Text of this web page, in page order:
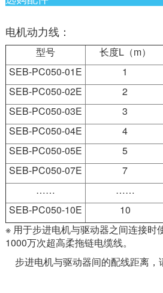
电机动力线：
型号 长度L（m）
SEB-PC050-01E
1
SEB-PC050-02E
2
SEB-PC050-03E
3
SEB-PC050-04E
4
SEB-PC050-05E
5
SEB-PC050-07E
7
……
……
SEB-PC050-10E
10
※ 用于步进电机与驱动器之间连接时
1000万次超高柔拖链电缆线。
步进电机与驱动器间的配线距离，